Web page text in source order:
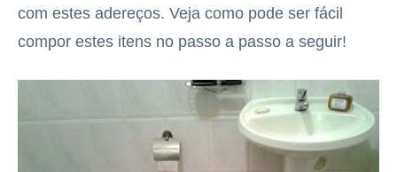
com estes adereços. Veja como pode ser fácil
compor estes itens no passo a passo a seguir!